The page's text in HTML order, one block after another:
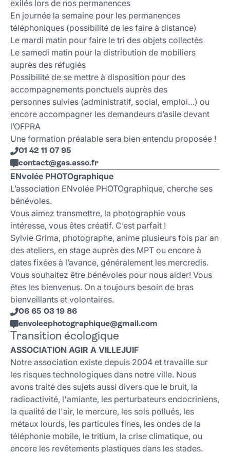
exilés lors de nos permanences
En journée la semaine pour les permanences
téléphoniques (possibilité de les faire à distance)
Le mardi matin pour faire le tri des objets collectés
Le samedi matin pour la distribution de mobiliers
auprès des réfugiés
Possibilité de se mettre à disposition pour des
accompagnements ponctuels auprès des
personnes suivies (administratif, social, emploi…) ou
encore accompagner les demandeurs d’asile devant
l’OFPRA
Une formation préalable sera bien entendu proposée !
01 42 11 07 95
contact@gas.asso.fr
ENvolée PHOTOgraphique
L’association ENvolée PHOTOgraphique, cherche ses
bénévoles.
Vous aimez transmettre, la photographie vous
intéresse, vous êtes créatif. C’est parfait !
Sylvie Grima, photographe, anime plusieurs fois par an
des ateliers, en stage auprès des MPT ou encore à
dates fixées à l’avance, généralement les mercredis.
Vous souhaitez être bénévoles pour nous aider! Vous
êtes les bienvenus. On a toujours besoin de bras
bienveillants et volontaires.
06 65 03 19 86
envoleephotographique@gmail .com
Transition écologique
ASSOCIATION AGIR A VILLEJUIF
Notre association existe depuis 2004 et travaille sur
les risques technologiques dans notre ville. Nous
avons traité des sujets aussi divers que le bruit, la
radioactivité, l'amiante, les perturbateurs endocriniens,
la qualité de l'air, le mercure, les sols pollués, les
métaux lourds, les particules fines, les ondes de la
téléphonie mobile, le tritium, la crise climatique, ou
encore les revêtements plastiques dans les stades.